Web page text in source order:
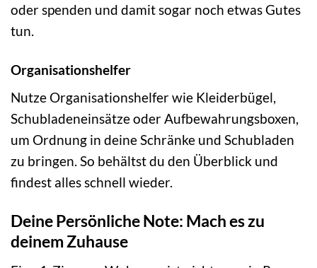
oder spenden und damit sogar noch etwas Gutes
tun.
Organisationshelfer
Nutze Organisationshelfer wie Kleiderbügel,
Schubladeneinsätze oder Aufbewahrungsboxen,
um Ordnung in deine Schränke und Schubladen
zu bringen. So behältst du den Überblick und
findest alles schnell wieder.
Deine Persönliche Note: Mach es zu
deinem Zuhause